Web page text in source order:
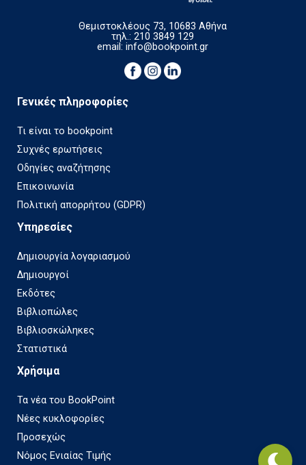
Θεμιστοκλέους 73, 10683 Αθήνα
τηλ.: 210 3849 129
email:info@bookpoint.gr
Γενικές πληροφορίες
Τι είναι το bookpoint
Συχνές ερωτήσεις
Οδηγίες αναζήτησης
Επικοινωνία
Πολιτική απορρήτου (GDPR)
Υπηρεσίες
Δημιουργία λογαριασμού
Δημιουργοί
Εκδότες
Βιβλιοπώλες
Βιβλιοσκώληκες
Στατιστικά
Χρήσιμα
Τα νέα του BookPoint
Νέες κυκλοφορίες
Προσεχώς
Νόμος Ενιαίας Τιμής